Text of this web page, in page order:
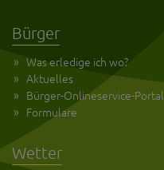
Bürger
Was erledige ich wo?
Aktuelles
Bürger-Onlineservice-Portal
Formulare
Wetter